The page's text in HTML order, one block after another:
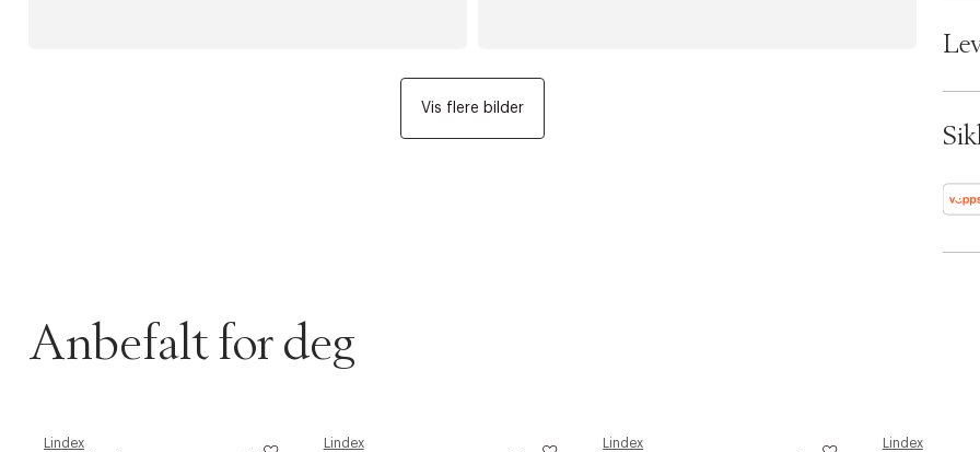
Vis flere bilder
ID:
Anbefalt for deg
Lindex Lindex Lindex Lindex